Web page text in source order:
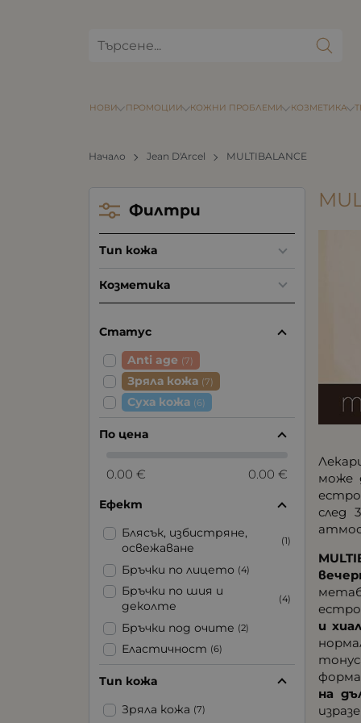
КОЗМЕТИКА
НОВИ ПРОМОЦИИ КОЖНИ ПРОБЛЕМИ
Начало Jean D'Arcel MULTIBALANCE
може
след
и
на
Филтри
Тип кожа
Козметика
Статус
Anti age (7)
Зряла кожа (7)
Суха кожа (6)
По цена
0.00 € 0.00 €
Ефект
Блясък, избистряне,
освежаване
(1)
Бръчки по лицето (4)
Бръчки по шия и
деколте
(4)
Бръчки под очите (2)
Еластичност (6)
Повдигане, лифтинг,
Тип кожа
Зряла кожа (7)